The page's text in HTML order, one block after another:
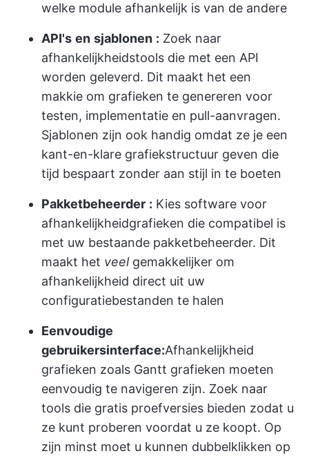
welke module afhankelijk is van de andere
API's en sjablonen : Zoek naar
afhankelijkheidstools die met een API
worden geleverd. Dit maakt het een
makkie om grafieken te genereren voor
testen, implementatie en pull-aanvragen.
Sjablonen zijn ook handig omdat ze je een
kant-en-klare grafiekstructuur geven die
tijd bespaart zonder aan stijl in te boeten
Pakketbeheerder : Kies software voor
afhankelijkheidgrafieken die compatibel is
met uw bestaande pakketbeheerder. Dit
maakt het veelgemakkelijker om
afhankelijkheid direct uit uw
configuratiebestanden te halen
Eenvoudige
gebruikersinterface:Afhankelijkheid
grafieken zoals Gantt grafieken moeten
eenvoudig te navigeren zijn. Zoek naar
tools die gratis proefversies bieden zodat u
ze kunt proberen voordat u ze koopt. Op
zijn minst moet u kunnen dubbelklikken op